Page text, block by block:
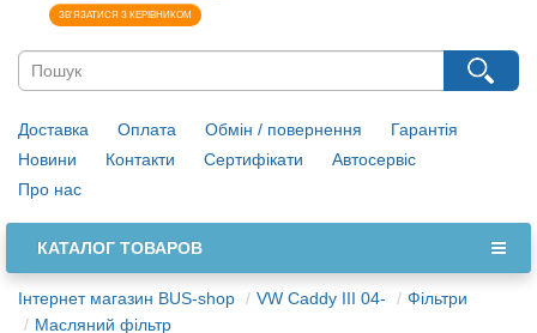
ЗВ’ЯЗАТИСЯ З КЕРІВНИКОМ
Доставка Оплата Обмін / повернення
Гарантія
Новини
Контакти Сертифікати
Автосервіс
Про нас
КАТАЛОГ ТОВАРОВ
Інтернет магазин BUS-shop VW Caddy III 04-
Фільтри
Масляний фільтр